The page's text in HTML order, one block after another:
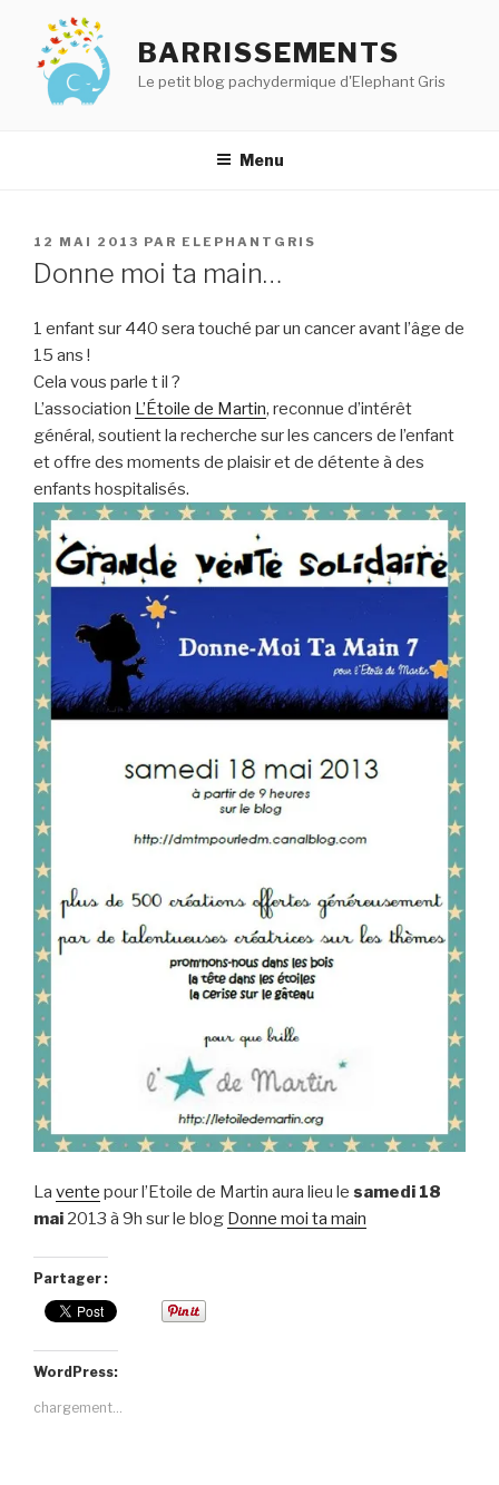
contenu
principal
BARRISSEMENTS
Le petit blog pachydermique d'Elephant Gris
Menu
PUBLIÉ
LE
12 MAI 2013 PAR ELEPHANTGRIS
Donne moi ta main…
1 enfant sur 440 sera touché par un cancer avant l’âge de
15 ans !
Cela vous parle t il ?
L’association L’Étoile de Martin, reconnue d’intérêt
général, soutient la recherche sur les cancers de l’enfant
et offre des moments de plaisir et de détente à des
enfants hospitalisés.
La vente pour l’Etoile de Martin aura lieu le samedi 18
mai 2013 à 9h sur le blog Donne moi ta main
Partager :
WordPress:
chargement…